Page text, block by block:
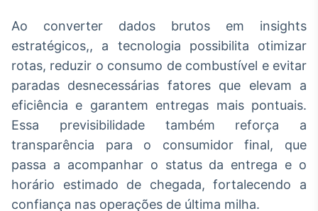
Gestão de
Investimentos
Em breve
Ao converter dados brutos em insights
estratégicos,, a tecnologia possibilita otimizar
rotas, reduzir o consumo de combustível e evitar
paradas desnecessárias fatores que elevam a
eficiência e garantem entregas mais pontuais.
Essa previsibilidade também reforça a
transparência para o consumidor final, que
passa a acompanhar o status da entrega e o
horário estimado de chegada, fortalecendo a
confiança nas operações de última milha.